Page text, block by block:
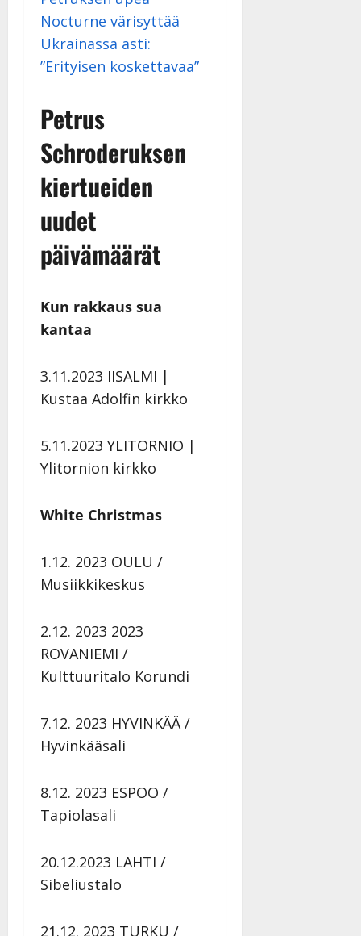
Nocturne värisyttää
Ukrainassa asti:
”Erityisen koskettavaa”
Petrus
Schroderuksen
kiertueiden
uudet
päivämäärät
Kun rakkaus sua
kantaa
3.11.2023 IISALMI |
Kustaa Adolfin kirkko
5.11.2023 YLITORNIO |
Ylitornion kirkko
White Christmas
1.12. 2023 OULU /
Musiikkikeskus
2.12. 2023 2023
ROVANIEMI /
Kulttuuritalo Korundi
7.12. 2023 HYVINKÄÄ /
Hyvinkääsali
8.12. 2023 ESPOO /
Tapiolasali
20.12.2023 LAHTI /
Sibeliustalo
21.12. 2023 TURKU /